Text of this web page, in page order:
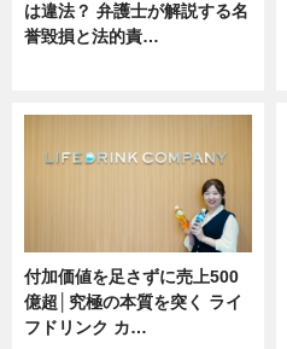
は違法？ 弁護士が解説する名
誉毀損と法的責…
付加価値を足さずに売上500
億超│究極の本質を突く ライ
フドリンク カ…